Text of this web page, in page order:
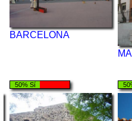
BARCELONA
50% Sí